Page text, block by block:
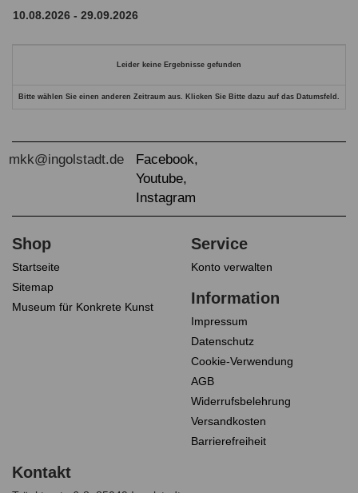
Leider keine Ergebnisse gefunden
Bitte wählen Sie einen anderen Zeitraum aus. Klicken Sie Bitte dazu auf das Datumsfeld.
Startseite
Sitemap
Museum für Konkrete Kunst
Konto verwalten
Impressum
Datenschutz
Cookie-Verwendung
AGB
Widerrufsbelehrung
Versandkosten
Barrierefreiheit